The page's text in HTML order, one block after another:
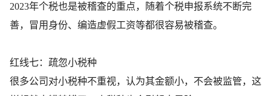
2023年个税也是被稽查的重点，随着个税申报系统不断完
善，冒用身份、编造虚假工资等都很容易被稽查。
红线七：疏忽小税种
很多公司对小税种不重视，认为其金额小，不会被监管，这